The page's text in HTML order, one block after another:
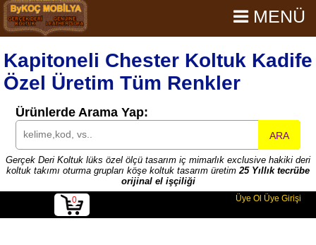
Kapitoneli Chester Koltuk Kadife
Özel Üretim Tüm Renkler
MENÜ
Ürünlerde Arama Yap:
ARA
Gerçek Deri Koltuk lüks özel ölçü tasarım iç mimarlık exclusive hakiki deri
koltuk takımı oturma grupları köşe koltuk tasarım üretim25 Yıllık tecrübe
orijinal el işçiliği
0 Üye Ol Üye Girişi